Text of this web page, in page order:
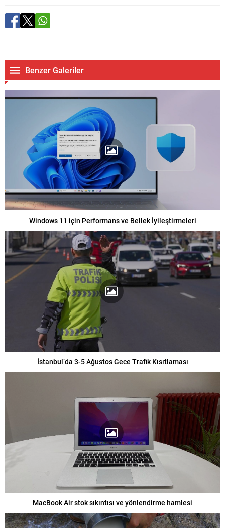
Benzer Galeriler
Windows 11 için Performans ve Bellek İyileştirmeleri
İstanbul’da 3-5 Ağustos Gece Trafik Kısıtlaması
MacBook Air stok sıkıntısı ve yönlendirme hamlesi